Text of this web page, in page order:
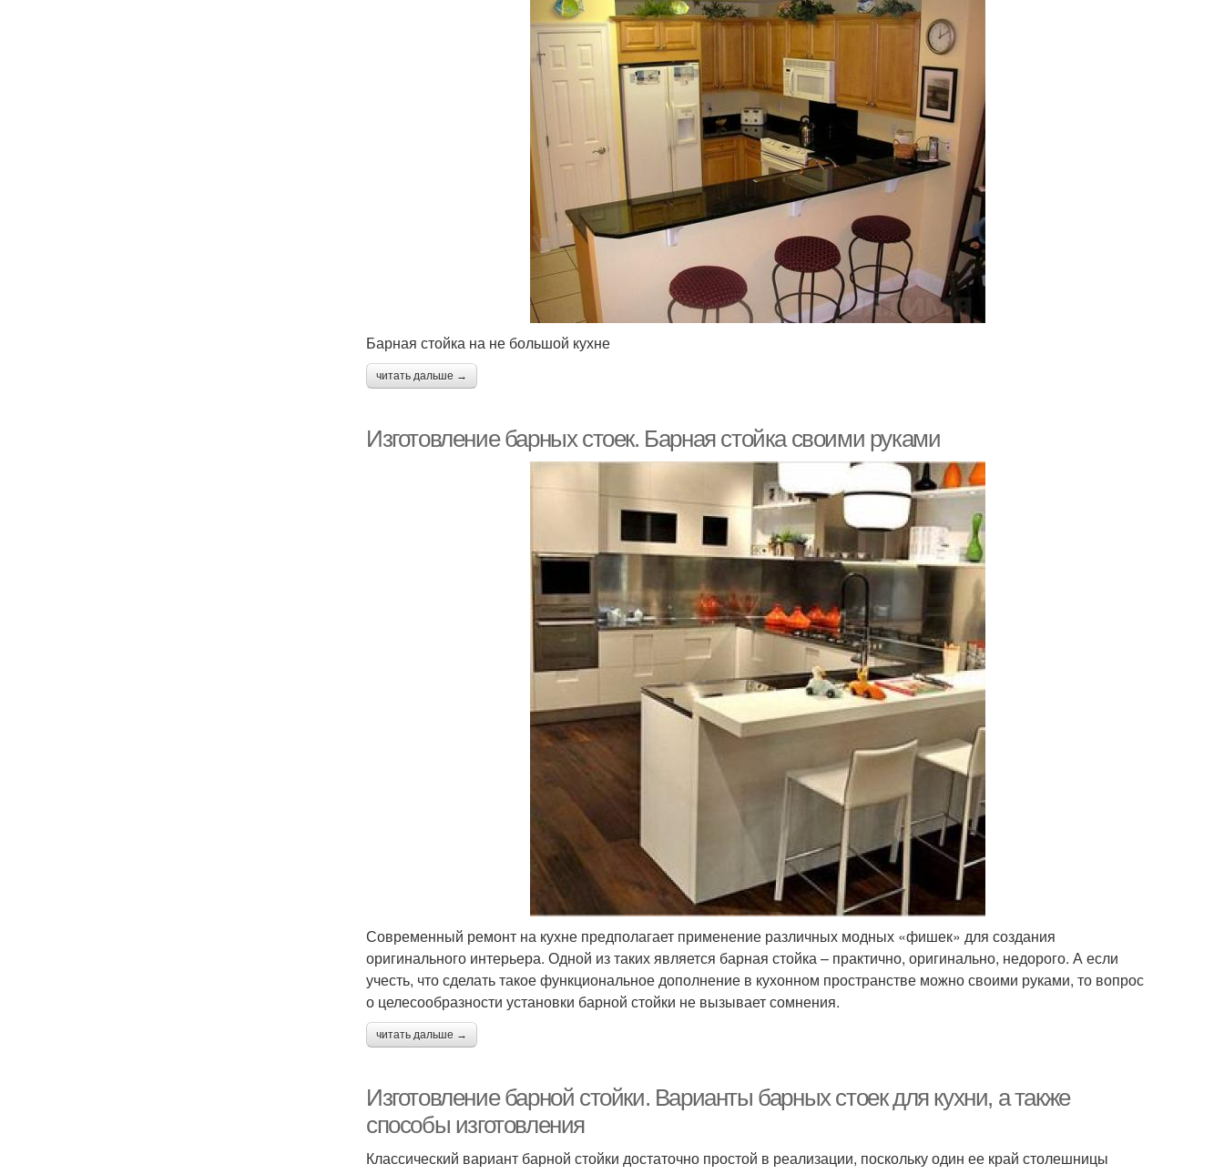
Барная стойка на не большой кухне
читать дальше →
Изготовление барных стоек. Барная стойка своими руками
Современный ремонт на кухне предполагает применение различных модных «фишек» для создания
оригинального интерьера. Одной из таких является барная стойка – практично, оригинально, недорого. А если
учесть, что сделать такое функциональное дополнение в кухонном пространстве можно своими руками, то вопрос
о целесообразности установки барной стойки не вызывает сомнения.
читать дальше →
Изготовление барной стойки. Варианты барных стоек для кухни, а также
способы изготовления
Классический вариант барной стойки достаточно простой в реализации, поскольку один ее край столешницы